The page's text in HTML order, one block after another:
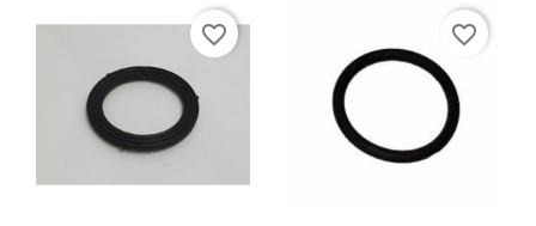
favorite_border favorite_border